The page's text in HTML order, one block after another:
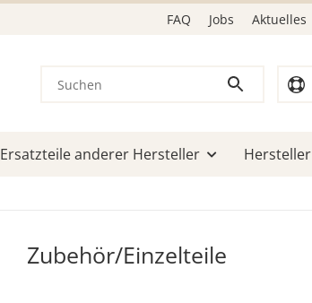
FAQ Jobs Aktuelles
Ersatzteile anderer Hersteller Hersteller
Zubehör/Einzelteile